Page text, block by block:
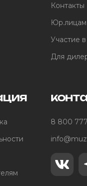
Контакты
Юр.лицам
Участие в
Для
8 800